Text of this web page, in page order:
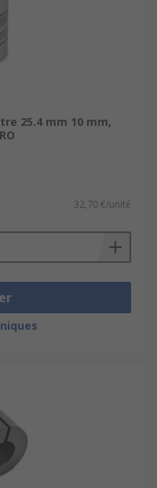
25.4 mm 10 mm,
32,70 €/unité